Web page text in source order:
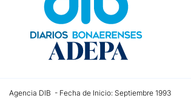
Agencia DIB - Fecha de Inicio: Septiembre 1993